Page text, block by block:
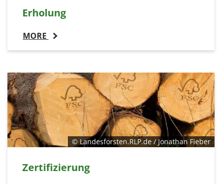
Erholung
MORE
© Landesforsten.RLP.de / Jonathan Fieber
Zertifizierung